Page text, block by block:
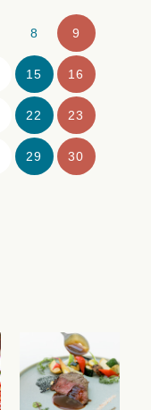
8 9
15 16
22 23
29 30